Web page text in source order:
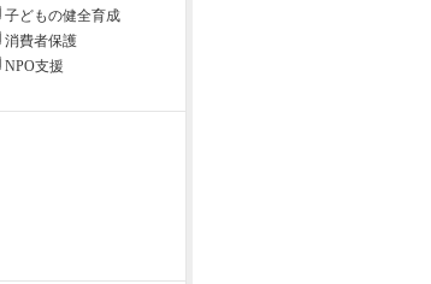
子どもの健全育成
消費者保護
NPO支援